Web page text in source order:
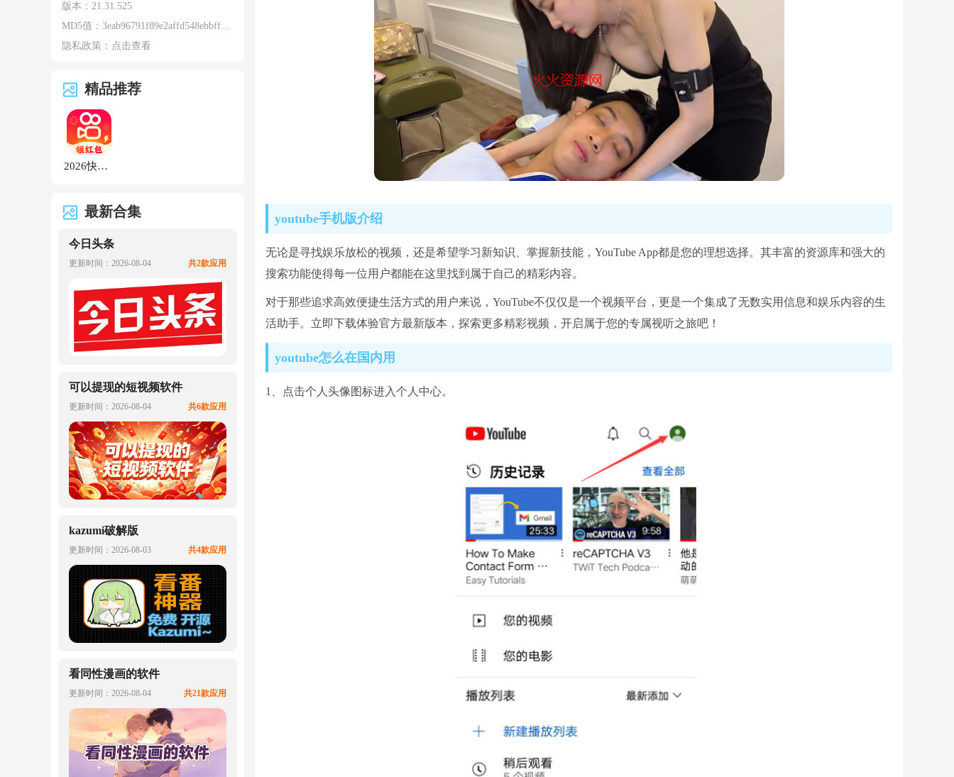
版本： 21.31.525
MD5值： 3eab96791f89e2affd548ebbff98b879
隐私政策： 点击查看
精品推荐
2026快手极速版官方正版
最新合集
今日头条
更新时间：2026-08-04 共2款应用
可以提现的短视频软件
更新时间：2026-08-04 共6款应用
kazumi破解版
更新时间：2026-08-03 共4款应用
看同性漫画的软件
更新时间：2026-08-04 共21款应用
youtube手机版介绍
无论是寻找娱乐放松的视频，还是希望学习新知识、掌握新技能，YouTube App都是您的理想选择。其丰富的资源库和强大的
搜索功能使得每一位用户都能在这里找到属于自己的精彩内容。
对于那些追求高效便捷生活方式的用户来说，YouTube不仅仅是一个视频平台，更是一个集成了无数实用信息和娱乐内容的生
活助手。立即下载体验官方最新版本，探索更多精彩视频，开启属于您的专属视听之旅吧！
youtube怎么在国内用
1、点击个人头像图标进入个人中心。